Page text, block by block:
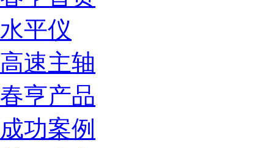
水平仪
高速主轴
春亨产品
成功案例